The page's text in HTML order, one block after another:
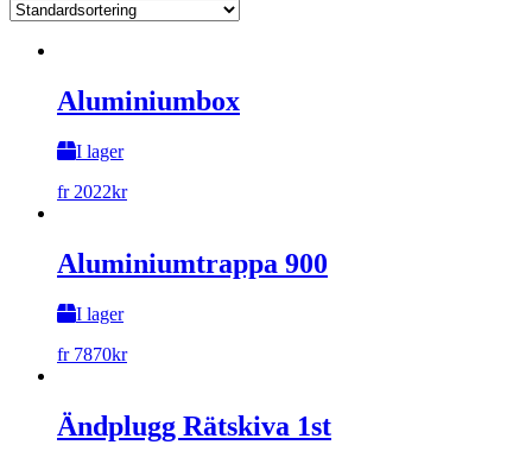
Aluminiumbox
I lager
fr 2022kr
Aluminiumtrappa 900
I lager
fr 7870kr
Ändplugg Rätskiva 1st